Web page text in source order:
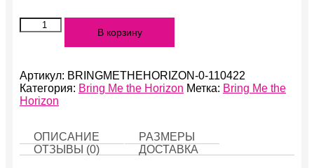
Количество
Bring
Horizon
арт:110422
В корзину
Артикул: BRINGMETHEHORIZON-0-110422
Категория: Bring Me the Horizon Метка: Bring Me the
Horizon
ОПИСАНИЕ
РАЗМЕРЫ
ОТЗЫВЫ (0)
ДОСТАВКА